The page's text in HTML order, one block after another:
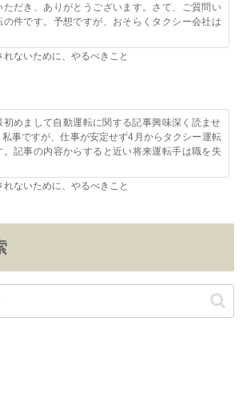
だき、ありがとうございます。さて、ご質問い
の件です。予想ですが、おそらくタクシー会社は
ないために、やるべきこと
初めまして自動運転に関する記事興味深く読ませ
事ですが、仕事が安定せず4月からタクシー運転
記事の内容からすると近い将来運転手は職を失
ないために、やるべきこと